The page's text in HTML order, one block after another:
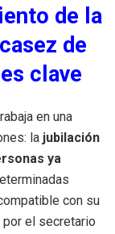
de la
de
clave
en una
la jubilación
ya
con su
por el secretario